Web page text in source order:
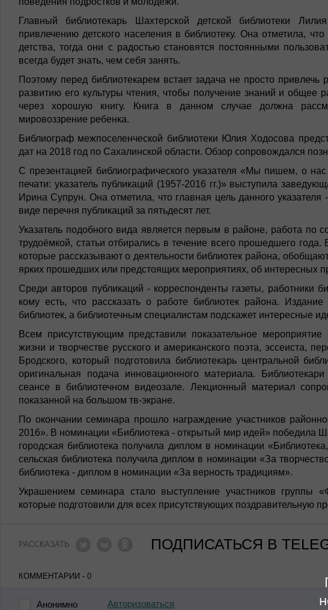
Главный библиотекарь Шахтерской детской библиотеки
привлечению детского населения в библиотеку. Она отметила,
детства, тогда они с радостью становятся постоянными
всегда будет знать, чем себя занять.
Поэтому перед библиотекарем встает задача не просто привлечь
развитию его культуры чтения, чтобы получение знаний и общее
через хорошую книгу. Книга в данном случае должна
мировоззрение ребенка.
Библиограф межпоселенческой библиотеки Юлия Ходосова
дат на 2018 год по Сахалинской области. Обзор сопровождался
С презентацией библиографического указателя «Мы пишем, о нас
печати: указатель публикаций (1957-2016 гг.)» выступила
Ирина Супрун. Она отметила, что главная цель данного
виде перечня публикаций за пятьдесят лет.
Указатель подобного вида является первым в районе, работа по
трудоёмкой, статьи отбирались в течение всего прошедшего
которые рассказывают о деятельности библиотек района,
ярких прошедших или предстоящих мероприятиях, об интересных
Среди авторов публикаций - корреспонденты газеты, работники
кому есть, что рассказать о работе библиотек района.
библиотек, а библиотечным специалистам подскажет интересные
Всем присутствующим представили показательное
жизни и творчестве русского и американского поэта, эссеиста,
Бродского, который подготовила библиотекарь центральной
оригинальная подача инновационного материала.
сеансе в библиотечном видеозале. Лекционный материал
показанной на большом тв-экране.
По окончании семинара прошло награждение участников
2016». В номинации «Библиотека - открытый мир идей» победила
городская библиотека получила диплом в номинации
сельская библиотека получила диплом в номинации «За
библиотека - диплом в номинации «За верность традициям».
Украшением семинара стало выступление участников группы
которые подготовили для всех присутствующих поздравительную
РАССКАЗАТЬ ПОДПИСАТЬСЯ В
КОММЕНТАРИИ - 0
Анонимно Авторизоваться